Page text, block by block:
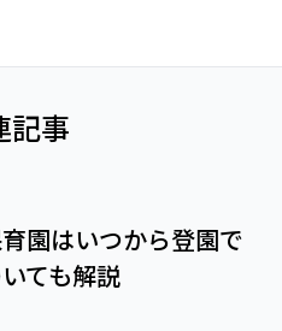
記事
園はいつから登園で
ても解説